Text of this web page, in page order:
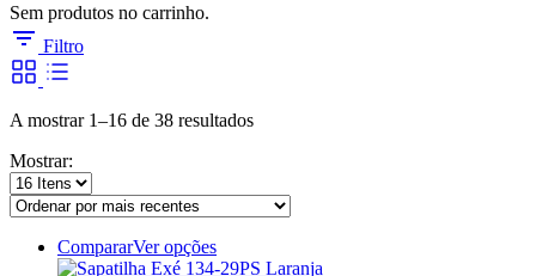
Sem produtos no carrinho.
Filtro
A mostrar 1–16 de 38 resultadosOrdenado
Mostrar:
CompararVer opçõesThis
product